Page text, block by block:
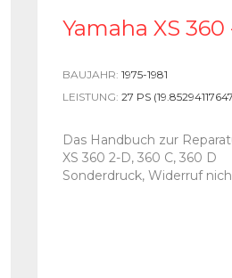
Yamaha XS
BAUJAHR: 1975-1981
LEISTUNG: 27 PS
Das Handbuch zur
XS 360 2-D, 360 C, 360 D
Sonderdruck, Widerruf